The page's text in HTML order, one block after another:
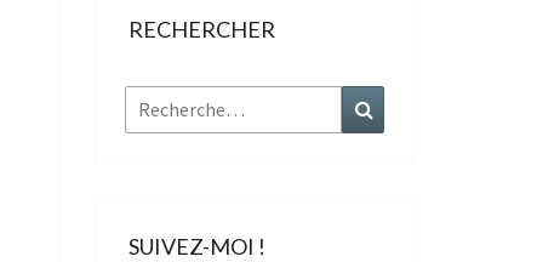
RECHERCHER
Rechercher :
SUIVEZ-MOI !